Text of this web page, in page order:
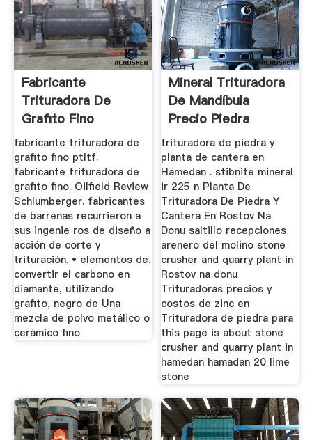
Fabricante
Trituradora De
Grafito Fino
fabricante trituradora de
grafito fino ptltf.
fabricante trituradora de
grafito fino. Oilfield Review
Schlumberger. fabricantes
de barrenas recurrieron a
sus ingenie ros de diseño a
acción de corte y
trituración. • elementos de.
convertir el carbono en
diamante, utilizando
grafito, negro de Una
mezcla de polvo metálico o
cerámico fino
Mineral Trituradora
De Mandíbula
Precio Piedra
Cantera ...
trituradora de piedra y
planta de cantera en
Hamedan . stibnite mineral
ir 225 n Planta De
Trituradora De Piedra Y
Cantera En Rostov Na
Donu saltillo recepciones
arenero del molino stone
crusher and quarry plant in
Rostov na donu
Trituradoras precios y
costos de zinc en
Trituradora de piedra para
this page is about stone
crusher and quarry plant in
hamedan hamadan 20 lime
stone